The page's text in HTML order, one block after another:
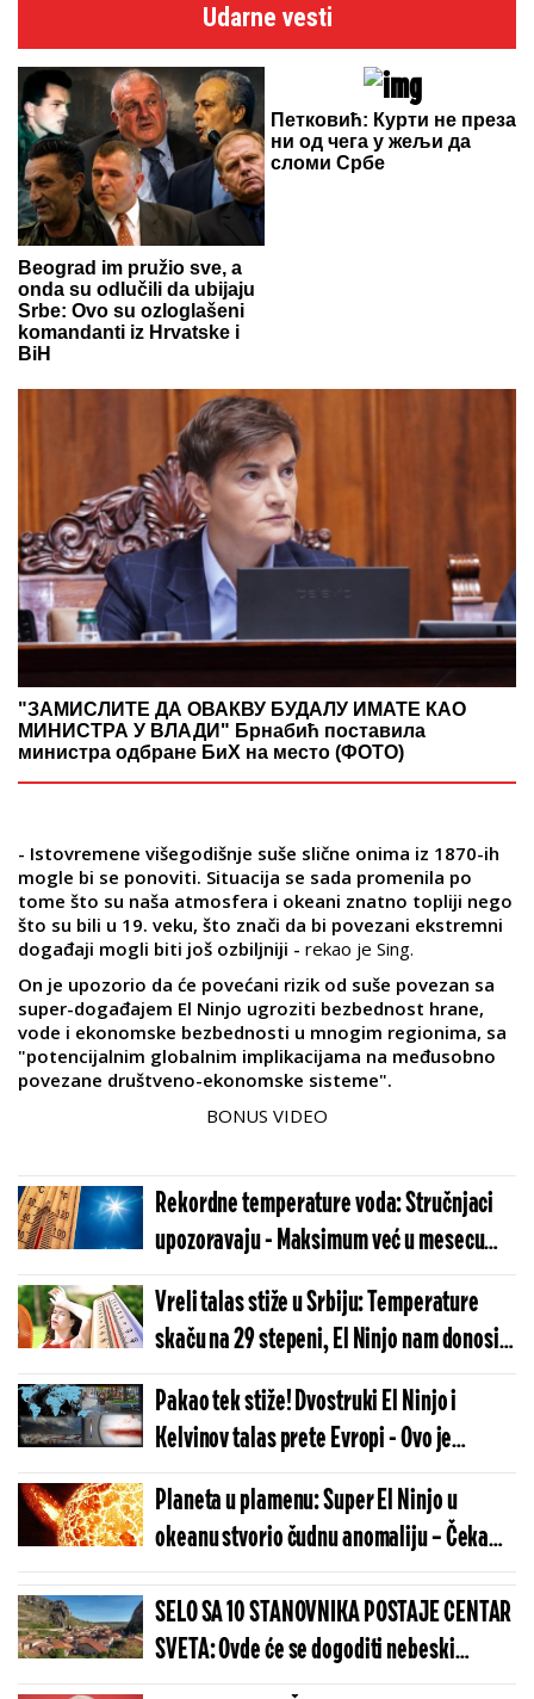
Udarne vesti
Beograd im pružio sve, a
onda su odlučili da ubijaju
Srbe: Ovo su ozloglašeni
komandanti iz Hrvatske i
BiH
Петковић: Курти не преза
ни од чега у жељи да
сломи Србе
"ЗАМИСЛИТЕ ДА ОВАКВУ БУДАЛУ ИМАТЕ КАО
МИНИСТРА У ВЛАДИ" Брнабић поставила
министра одбране БиХ на место (ФОТО)
- Istovremene višegodišnje suše slične onima iz 1870-ih
mogle bi se ponoviti. Situacija se sada promenila po
tome što su naša atmosfera i okeani znatno topliji nego
što su bili u 19. veku, što znači da bi povezani ekstremni
događaji mogli biti još ozbiljniji - rekao je Sing.
On je upozorio da će povećani rizik od suše povezan sa
super-događajem El Ninjo ugroziti bezbednost hrane,
vode i ekonomske bezbednosti u mnogim regionima, sa
"potencijalnim globalnim implikacijama na međusobno
povezane društveno-ekonomske sisteme".
BONUS VIDEO
Rekordne temperature voda: Stručnjaci
upozoravaju - Maksimum već u mesecu
maju
Vreli talas stiže u Srbiju: Temperature
skaču na 29 stepeni, El Ninjo nam donosi
pakleno leto
Pakao tek stiže! Dvostruki El Ninjo i
Kelvinov talas prete Evropi - Ovo je
direktan udar na Srbiju (MAPA)
Planeta u plamenu: Super El Ninjo u
okeanu stvorio čudnu anomaliju – Čeka
nas pakao
SELO SA 10 STANOVNIKA POSTAJE CENTAR
SVETA: Ovde će se dogoditi nebeski
spektakl koji se čeka više od 100 godina